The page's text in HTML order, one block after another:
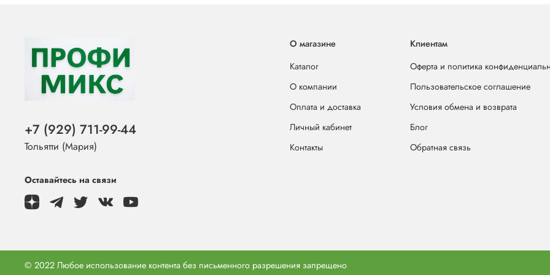
О магазине
Каталог
О компании
Оплата и доставка
Личный кабинет
Контакты
Клиентам
Оферта и политика
Пользовательское соглашение
Условия обмена и возврата
Блог
Обратная связь
+7 (929) 711-99-44
Тольятти (Мария)
Оставайтесь на связи
© 2022 Любое использование контента без письменного разрешения запрещено